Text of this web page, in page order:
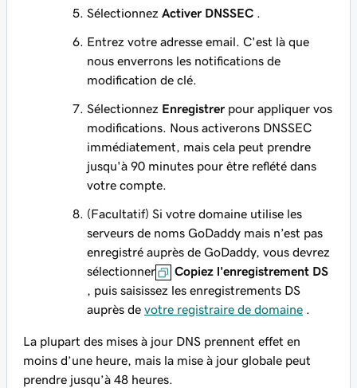
Sélectionnez Activer DNSSEC
Entrez votre adresse email. C'est là que
nous enverrons les notifications de
modification de clé.
Sélectionnez Enregistrer pour appliquer vos
modifications. Nous activerons DNSSEC
immédiatement, mais cela peut prendre
jusqu'à 90 minutes pour être reflété dans
votre compte.
(Facultatif) Si votre domaine utilise les
serveurs de noms GoDaddy mais n’est pas
enregistré auprès de GoDaddy, vous devrez
sélectionner
Copiez l'enregistrement DS
, puis saisissez les enregistrements DS
auprès de votre registraire de domaine
La plupart des mises à jour DNS prennent effet en
moins d’une heure, mais la mise à jour globale peut
prendre jusqu’à 48 heures.